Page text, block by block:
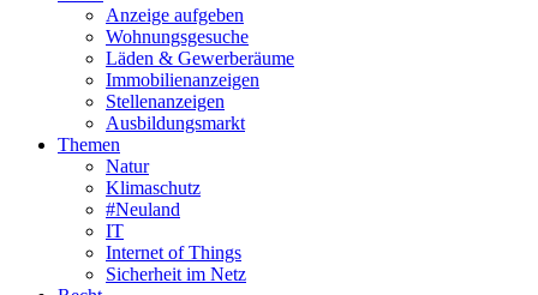
Anzeige aufgeben
Wohnungsgesuche
Läden & Gewerberäume
Immobilienanzeigen
Stellenanzeigen
Ausbildungsmarkt
Themen
Natur
Klimaschutz
#Neuland
IT
Internet of Things
Sicherheit im Netz